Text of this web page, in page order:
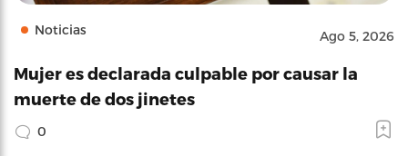
Noticias Ago 5, 2026
Mujer es declarada culpable por causar la
muerte de dos jinetes
0